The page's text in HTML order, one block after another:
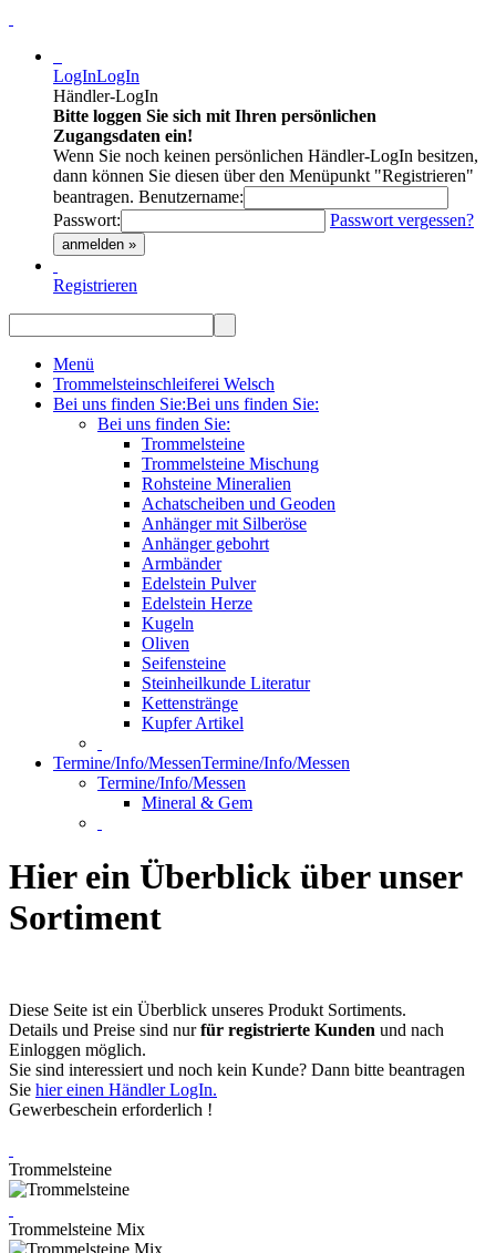
LogInLogIn
Händler-LogIn
Bitte loggen Sie sich mit Ihren persönlichen
Zugangsdaten ein!
Wenn Sie noch keinen persönlichen Händler-LogIn besitzen,
dann können Sie diesen über den Menüpunkt "Registrieren"
beantragen. Benutzername:
Passwort:
Passwort vergessen?
anmelden »
Registrieren
Menü
Trommelsteinschleiferei Welsch
Bei uns finden Sie:Bei uns finden Sie:
Bei uns finden Sie:
Trommelsteine
Trommelsteine Mischung
Rohsteine Mineralien
Achatscheiben und Geoden
Anhänger mit Silberöse
Anhänger gebohrt
Armbänder
Edelstein Pulver
Edelstein Herze
Kugeln
Oliven
Seifensteine
Steinheilkunde Literatur
Kettenstränge
Kupfer Artikel
Termine/Info/MessenTermine/Info/Messen
Termine/Info/Messen
Mineral & Gem
Hier ein Überblick über unser
Sortiment
Diese Seite ist ein Überblick unseres Produkt Sortiments.
Details und Preise sind nurfür registrierte Kunden und nach
Einloggen möglich.
Sie sind interessiert und noch kein Kunde? Dann bitte beantragen
Sie hier einen Händler LogIn.
Gewerbeschein erforderlich !
Trommelsteine
Trommelsteine Mix